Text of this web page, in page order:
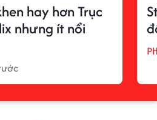
hay hơn Trục
nhưng ít nổi